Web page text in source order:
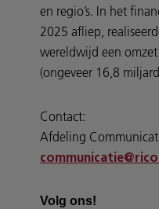
en regio’s. In het
2025 afliep,
wereldwijd een
(ongeveer 16,8
Contact:
Afdeling
Volg ons!